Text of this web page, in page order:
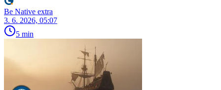
Be Native extra
3. 6. 2026, 05:07
5 min